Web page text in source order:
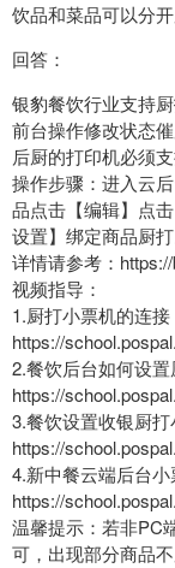
饮品和菜品可以分
回答：
银豹餐饮行业支持
前台操作修改状态催
后厨的打印机必须支
操作步骤：进入云
品点击【编辑】点
设置】绑定商品厨打
详情请参考：
视频指导：
1.厨打小票机的连接
https://
2.餐饮后台如何设
https://
3.餐饮设置收银厨打
https://
4.新中餐云端后台
https://
温馨提示：若非PC
可，出现部分商品